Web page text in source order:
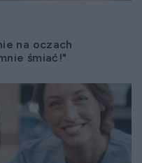
na oczach
śmiać!"